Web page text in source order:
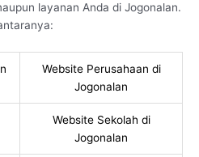
layanan Anda di Jogonalan.
Website Perusahaan di
Jogonalan
Website Sekolah di
Jogonalan